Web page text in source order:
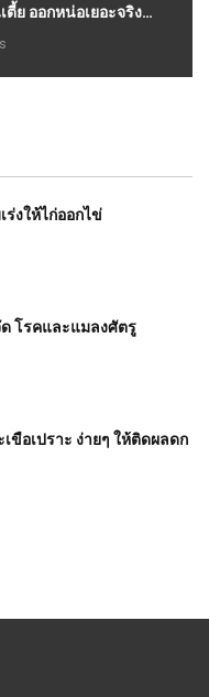
ย ออกหน่อเยอะจริง
ตามผลให้ชมนะครับ :
ร่งให้ไก่ออกไข่
โรคและแมลงศัตรู
ขือเปราะ ง่ายๆ ให้ติดผลดก